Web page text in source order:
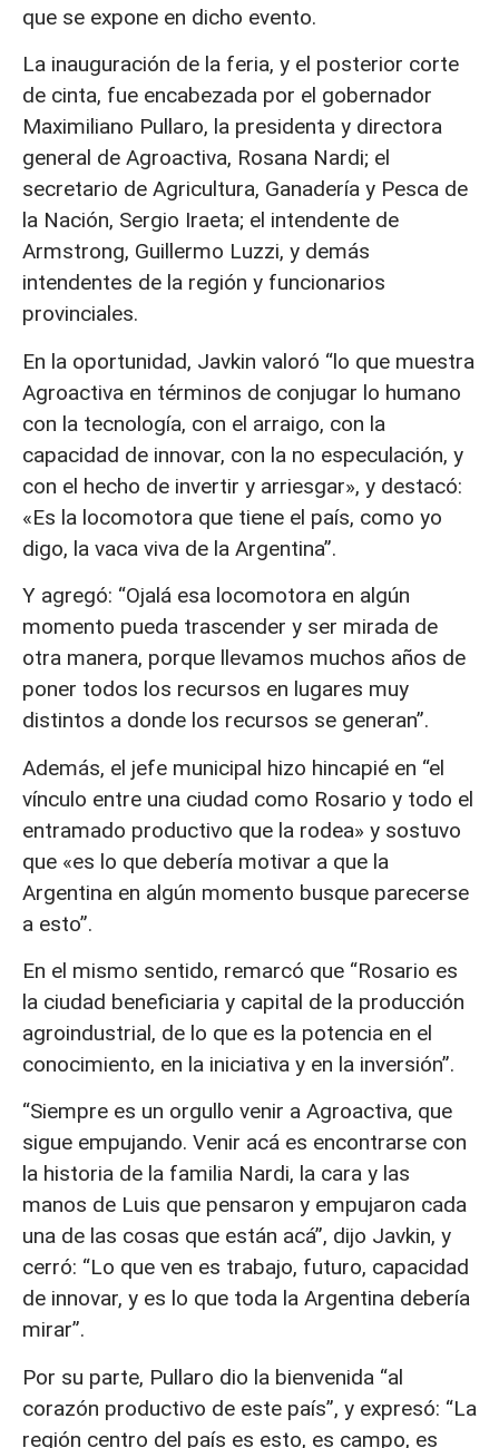
que se expone en dicho evento.
La inauguración de la feria, y el posterior corte
de cinta, fue encabezada por el gobernador
Maximiliano Pullaro, la presidenta y directora
general de Agroactiva, Rosana Nardi; el
secretario de Agricultura, Ganadería y Pesca de
la Nación, Sergio Iraeta; el intendente de
Armstrong, Guillermo Luzzi, y demás
intendentes de la región y funcionarios
provinciales.
En la oportunidad, Javkin valoró “lo que muestra
Agroactiva en términos de conjugar lo humano
con la tecnología, con el arraigo, con la
capacidad de innovar, con la no especulación, y
con el hecho de invertir y arriesgar», y destacó:
«Es la locomotora que tiene el país, como yo
digo, la vaca viva de la Argentina”.
Y agregó: “Ojalá esa locomotora en algún
momento pueda trascender y ser mirada de
otra manera, porque llevamos muchos años de
poner todos los recursos en lugares muy
distintos a donde los recursos se generan”.
Además, el jefe municipal hizo hincapié en “el
vínculo entre una ciudad como Rosario y todo el
entramado productivo que la rodea» y sostuvo
que «es lo que debería motivar a que la
Argentina en algún momento busque parecerse
a esto”.
En el mismo sentido, remarcó que “Rosario es
la ciudad beneficiaria y capital de la producción
agroindustrial, de lo que es la potencia en el
conocimiento, en la iniciativa y en la inversión”.
“Siempre es un orgullo venir a Agroactiva, que
sigue empujando. Venir acá es encontrarse con
la historia de la familia Nardi, la cara y las
manos de Luis que pensaron y empujaron cada
una de las cosas que están acá”, dijo Javkin, y
cerró: “Lo que ven es trabajo, futuro, capacidad
de innovar, y es lo que toda la Argentina debería
mirar”.
Por su parte, Pullaro dio la bienvenida “al
corazón productivo de este país”, y expresó: “La
región centro del país es esto, es campo, es